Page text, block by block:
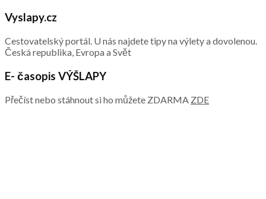
Vyslapy.cz
Cestovatelský portál. U nás najdete tipy na výlety a dovolenou.
Česká republika, Evropa a Svět
E- časopis VÝŠLAPY
Přečíst nebo stáhnout si ho můžete ZDARMA ZDE